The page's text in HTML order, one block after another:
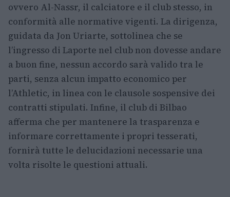
ovvero Al-Nassr, il calciatore e il club stesso, in
conformità alle normative vigenti. La dirigenza,
guidata da Jon Uriarte, sottolinea che se
l’ingresso di Laporte nel club non dovesse andare
a buon fine, nessun accordo sarà valido tra le
parti, senza alcun impatto economico per
l’Athletic, in linea con le clausole sospensive dei
contratti stipulati. Infine, il club di Bilbao
afferma che per mantenere la trasparenza e
informare correttamente i propri tesserati,
fornirà tutte le delucidazioni necessarie una
volta risolte le questioni attuali.